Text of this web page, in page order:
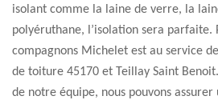
isolant comme la laine de verre, la
polyéruthane, l’isolation sera parfaite.
compagnons Michelet est au service
de toiture 45170 et Teillay Saint
de notre équipe, nous pouvons